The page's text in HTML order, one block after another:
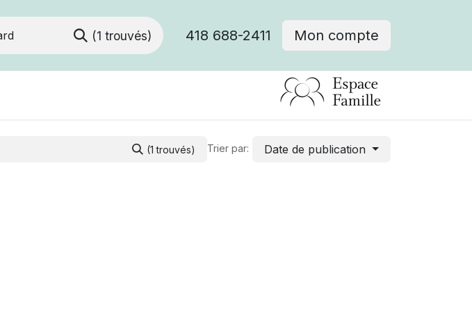
(1 trouvés) 418 688-2411 Mon compte
(1 trouvés) Trier par: Date de publication